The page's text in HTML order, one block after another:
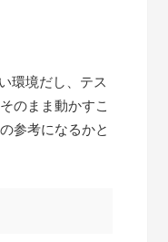
環境だし、テス
のまま動かすこ
参考になるかと